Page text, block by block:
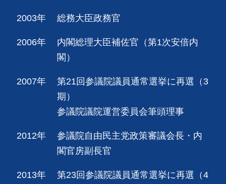
2003年 総務大臣政務官
2006年
内閣総理大臣補佐官（第1次安倍内
閣）
2007年
第21回参議院議員通常選挙に再選（3
期）
参議院議院運営委員会筆頭理事
2012年
参議院自由民主党政策審議会長・内
閣官房副長官
2013年
第23回参議院議員通常選挙に再選（4